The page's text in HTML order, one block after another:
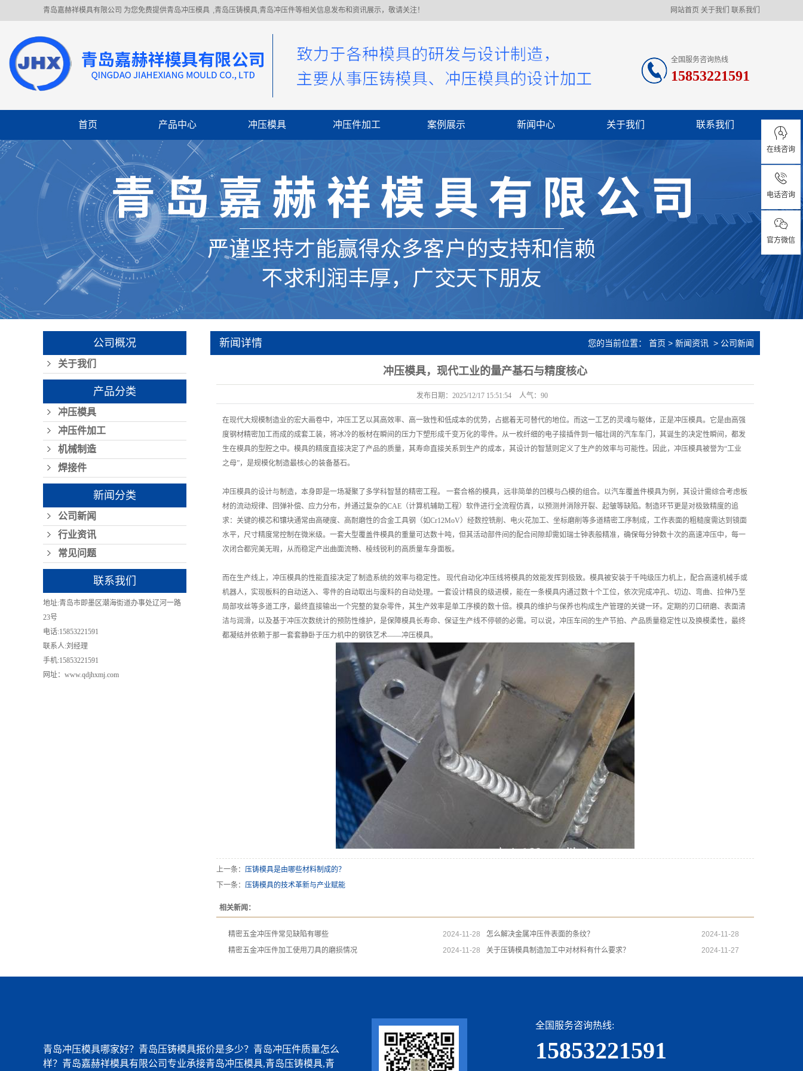
青岛嘉赫祥模具有限公司 为您免费提供青岛冲压模具 ,青岛压铸模具,青岛冲压件等相关信息发布和资讯展示，敬请关注！ 网站首页 关于我们 联系我们
全国服务咨询热线
15853221591
首页 产品中心
冲压模具
冲压件加工
机械制造
焊接件
冲压模具 冲压件加工 案例展示 新闻中心
常见问题
关于我们 联系我们
公司概况
关于我们
产品分类
冲压模具
冲压件加工
机械制造
焊接件
新闻分类
公司新闻
行业资讯
常见问题
联系我们
地址:青岛市即墨区潮海街道办事处辽河一路
23号
电话:15853221591
联系人:刘经理
手机:15853221591
网址：www.qdjhxmj.com
新闻详情 您的当前位置： 首页 > 新闻资讯 > 公司新闻
冲压模具，现代工业的量产基石与精度核心
发布日期： 2025/12/17 15:51:54 人气： 90
在现代大规模制造业的宏大画卷中，冲压工艺以其高效率、高一致性和低成本的优势，占据着无可替代的地位。而这一工艺的灵魂与躯体，正是冲压模具。它是由高强
度钢材精密加工而成的成套工装，将冰冷的板材在瞬间的压力下塑形成千变万化的零件。从一枚纤细的电子接插件到一幅壮阔的汽车车门，其诞生的决定性瞬间，都发
生在模具的型腔之中。模具的精度直接决定了产品的质量，其寿命直接关系到生产的成本，其设计的智慧则定义了生产的效率与可能性。因此，冲压模具被誉为“工业
之母”，是规模化制造最核心的装备基石。
冲压模具的设计与制造，本身即是一场凝聚了多学科智慧的精密工程。 一套合格的模具，远非简单的凹模与凸模的组合。以汽车覆盖件模具为例，其设计需综合考虑板
材的流动规律、回弹补偿、应力分布，并通过复杂的CAE（计算机辅助工程）软件进行全流程仿真，以预测并消除开裂、起皱等缺陷。制造环节更是对极致精度的追
求：关键的模芯和镶块通常由高硬度、高耐磨性的合金工具钢（如Cr12MoV）经数控铣削、电火花加工、坐标磨削等多道精密工序制成，工作表面的粗糙度需达到镜面
水平，尺寸精度常控制在微米级。一套大型覆盖件模具的重量可达数十吨，但其活动部件间的配合间隙却需如瑞士钟表般精准，确保每分钟数十次的高速冲压中，每一
次闭合都完美无瑕，从而稳定产出曲面流畅、棱线锐利的高质量车身面板。
而在生产线上，冲压模具的性能直接决定了制造系统的效率与稳定性。 现代自动化冲压线将模具的效能发挥到极致。模具被安装于千吨级压力机上，配合高速机械手或
机器人，实现板料的自动送入、零件的自动取出与废料的自动处理。一套设计精良的级进模，能在一条模具内通过数十个工位，依次完成冲孔、切边、弯曲、拉伸乃至
局部攻丝等多道工序，最终直接输出一个完整的复杂零件，其生产效率是单工序模的数十倍。模具的维护与保养也构成生产管理的关键一环。定期的刃口研磨、表面清
洁与润滑，以及基于冲压次数统计的预防性维护，是保障模具长寿命、保证生产线不停顿的必需。可以说，冲压车间的生产节拍、产品质量稳定性以及换模柔性，最终
都凝结并依赖于那一套套静卧于压力机中的钢铁艺术——冲压模具。
上一条： 压铸模具是由哪些材料制成的？
下一条： 压铸模具的技术革新与产业赋能
相关新闻：
精密五金冲压件常见缺陷有哪些 2024-11-28 怎么解决金属冲压件表面的条纹？
2024-11-28
精密五金冲压件加工使用刀具的磨损情况
2024-11-28 关于压铸模具制造加工中对材料有什么要求？ 2024-11-27
青岛冲压模具哪家好？青岛压铸模具报价是多少？青岛冲压件质量怎么
样？青岛嘉赫祥模具有限公司专业承接青岛冲压模具,青岛压铸模具,青
全国服务咨询热线:
15853221591
在线咨询
电话咨询
官方微信